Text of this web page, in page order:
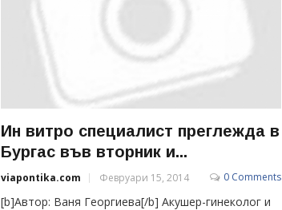
Ин витро специалист преглежда в
Бургас във вторник и...
viapontika.com Февруари 15, 2014 0 Comments
[b]Автор: Ваня Георгиева[/b] Акушер-гинеколог и